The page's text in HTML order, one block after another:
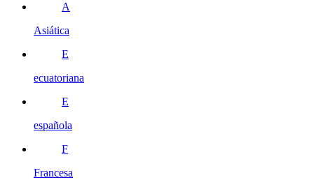
A
Asiática
E
ecuatoriana
E
española
F
Francesa